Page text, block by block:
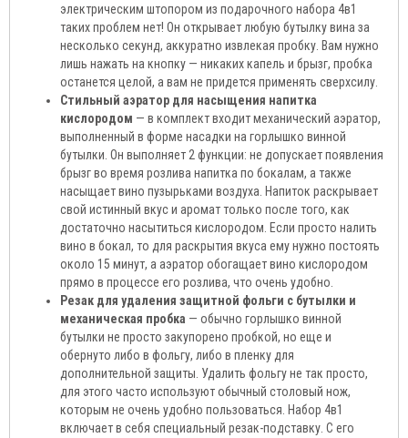
электрическим штопором из подарочного набора 4в1
таких проблем нет! Он открывает любую бутылку вина за
несколько секунд, аккуратно извлекая пробку. Вам нужно
лишь нажать на кнопку — никаких капель и брызг, пробка
останется целой, а вам не придется применять сверхсилу.
Стильный аэратор для насыщения напитка
кислородом — в комплект входит механический аэратор,
выполненный в форме насадки на горлышко винной
бутылки. Он выполняет 2 функции: не допускает появления
брызг во время розлива напитка по бокалам, а также
насыщает вино пузырьками воздуха. Напиток раскрывает
свой истинный вкус и аромат только после того, как
достаточно насытиться кислородом. Если просто налить
вино в бокал, то для раскрытия вкуса ему нужно постоять
около 15 минут, а аэратор обогащает вино кислородом
прямо в процессе его розлива, что очень удобно.
Резак для удаления защитной фольги с бутылки и
механическая пробка — обычно горлышко винной
бутылки не просто закупорено пробкой, но еще и
обернуто либо в фольгу, либо в пленку для
дополнительной защиты. Удалить фольгу не так просто,
для этого часто используют обычный столовый нож,
которым не очень удобно пользоваться. Набор 4в1
включает в себя специальный резак-подставку. С его